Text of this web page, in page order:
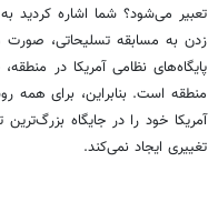
تعبیر می‌شود؟ شما اشاره کردید
زدن به مسابقه تسلیحاتی،
پایگاه‌های نظامی آمریکا در
منطقه است. بنابراین، برای همه
آمریکا خود را در جایگاه
تغییری ایجاد نمی‌کند.